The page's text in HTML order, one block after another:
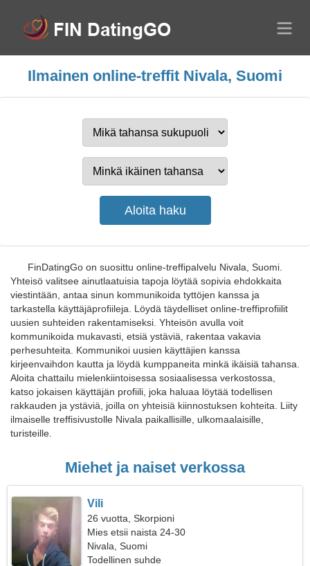
Ilmainen online-treffit Nivala, Suomi
FinDatingGo on suosittu online-treffipalvelu Nivala, Suomi.
Yhteisö valitsee ainutlaatuisia tapoja löytää sopivia ehdokkaita
viestintään, antaa sinun kommunikoida tyttöjen kanssa ja
tarkastella käyttäjäprofiileja. Löydä täydelliset online-treffiprofiilit
uusien suhteiden rakentamiseksi. Yhteisön avulla voit
kommunikoida mukavasti, etsiä ystäviä, rakentaa vakavia
perhesuhteita. Kommunikoi uusien käyttäjien kanssa
kirjeenvaihdon kautta ja löydä kumppaneita minkä ikäisiä tahansa.
Aloita chattailu mielenkiintoisessa sosiaalisessa verkostossa,
katso jokaisen käyttäjän profiili, joka haluaa löytää todellisen
rakkauden ja ystäviä, joilla on yhteisiä kiinnostuksen kohteita. Liity
ilmaiselle treffisivustolle Nivala paikallisille, ulkomaalaisille,
turisteille.
Miehet ja naiset verkossa
Vili
26 vuotta, Skorpioni
Mies etsii naista 24-30
Nivala, Suomi
Todellinen suhde